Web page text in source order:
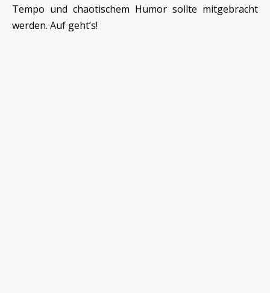
Tempo und chaotischem Humor sollte mitgebracht
werden. Auf geht’s!